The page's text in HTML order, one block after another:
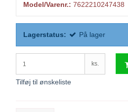
Model/Varenr.: 7622210247438
Lagerstatus: På lager
ks.
Tilføj til ønskeliste